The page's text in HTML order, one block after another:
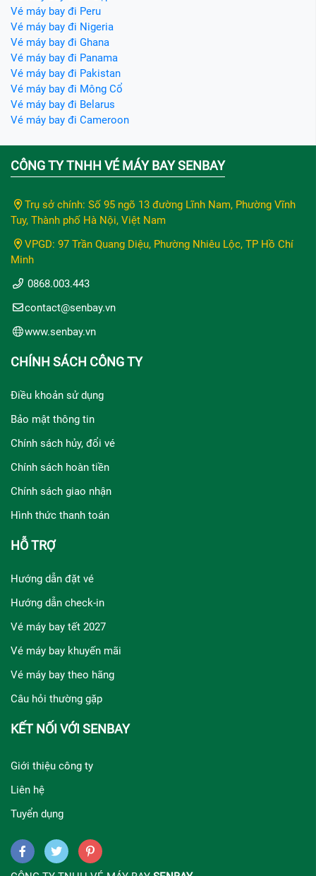
Vé máy bay đi Peru
Vé máy bay đi Nigeria
Vé máy bay đi Ghana
Vé máy bay đi Panama
Vé máy bay đi Pakistan
Vé máy bay đi Mông Cổ
Vé máy bay đi Belarus
Vé máy bay đi Cameroon
CÔNG TY TNHH VÉ MÁY BAY SENBAY
Trụ sở chính: Số 95 ngõ 13 đường Lĩnh Nam, Phường Vĩnh
Tuy, Thành phố Hà Nội, Việt Nam
VPGD: 97 Trần Quang Diệu, Phường Nhiêu Lộc, TP Hồ Chí
Minh
0868.003.443
contact@senbay.vn
www.senbay.vn
CHÍNH SÁCH CÔNG TY
Điều khoản sử dụng
Bảo mật thông tin
Chính sách hủy, đổi vé
Chính sách hoàn tiền
Chính sách giao nhận
Hình thức thanh toán
HỖ TRỢ
Hướng dẫn đặt vé
Hướng dẫn check-in
Vé máy bay tết 2027
Vé máy bay khuyến mãi
Vé máy bay theo hãng
Câu hỏi thường gặp
KẾT NỐI VỚI SENBAY
Giới thiệu công ty
Liên hệ
Tuyển dụng